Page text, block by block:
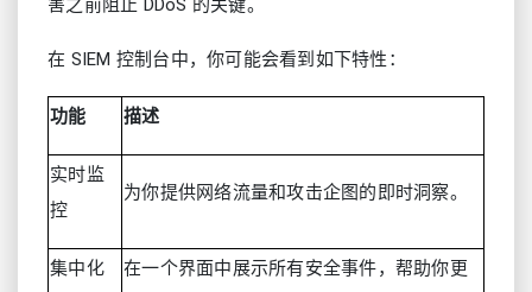
害之前阻止 DDoS 的关键。
在 SIEM 控制台中，你可能会看到如下特性：
功能 描述
实时监
控
为你提供网络流量和攻击企图的即时洞察。
集中化
在一个界面中展示所有安全事件，帮助你更